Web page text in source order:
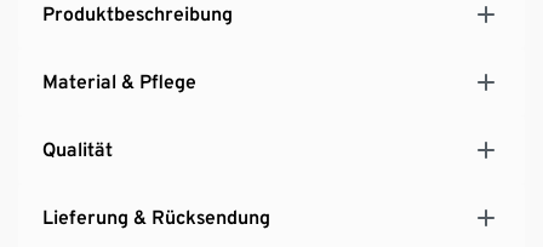
Produktbeschreibung
Material & Pflege
Qualität
Lieferung & Rücksendung